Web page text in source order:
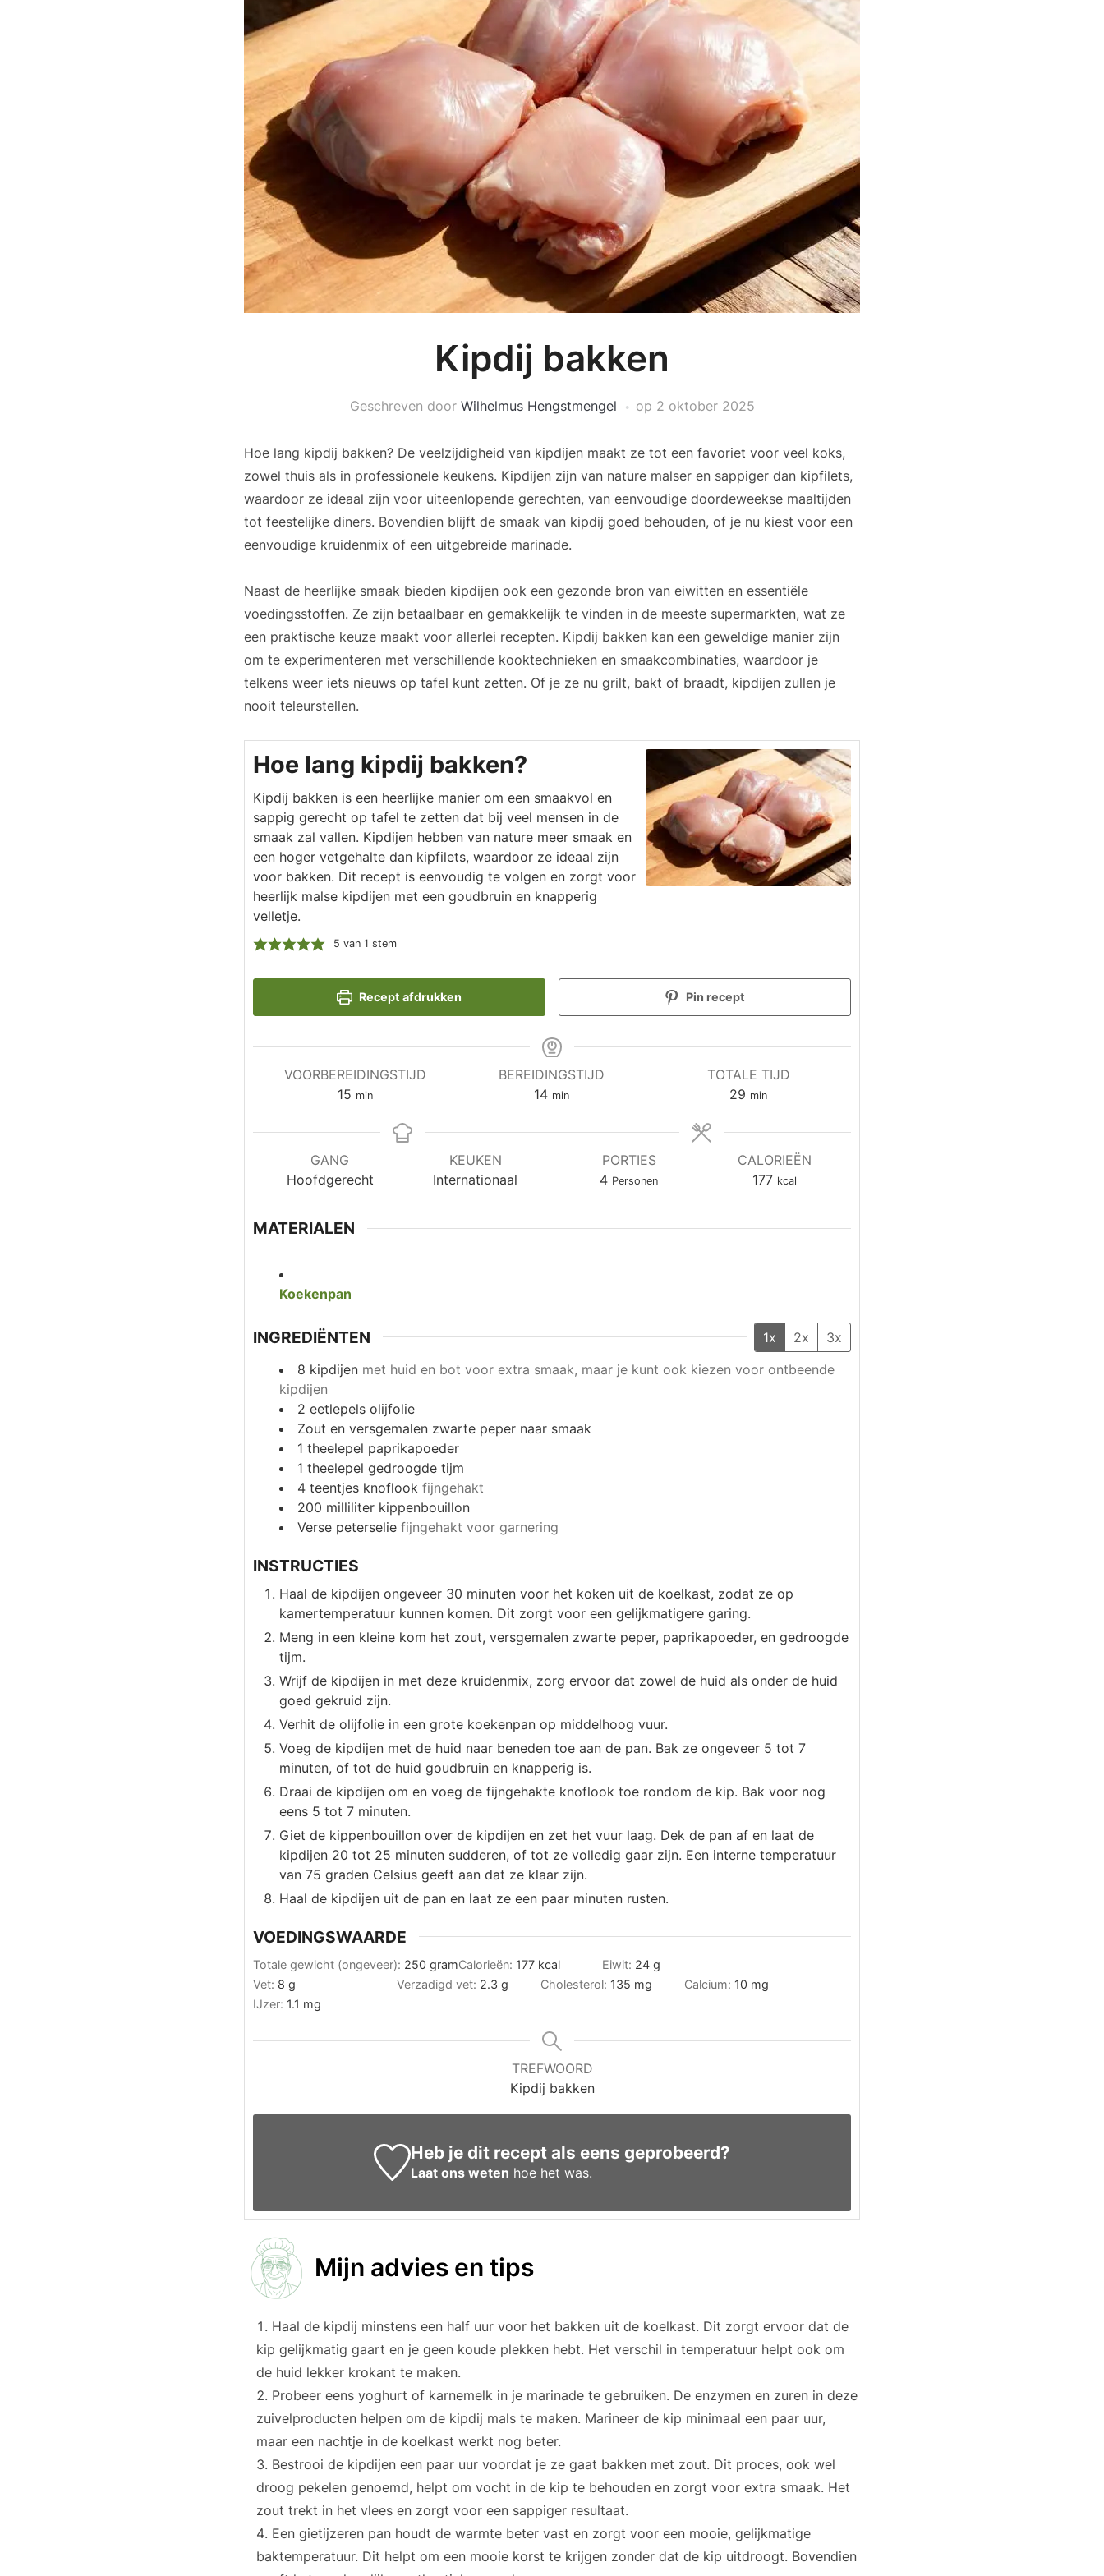
Kipdij bakken
Geschreven door Wilhelmus Hengstmengel op 2 oktober 2025
Hoe lang kipdij bakken? De veelzijdigheid van kipdijen maakt ze tot een favoriet voor veel koks,
zowel thuis als in professionele keukens. Kipdijen zijn van nature malser en sappiger dan kipfilets,
waardoor ze ideaal zijn voor uiteenlopende gerechten, van eenvoudige doordeweekse maaltijden
tot feestelijke diners. Bovendien blijft de smaak van kipdij goed behouden, of je nu kiest voor een
eenvoudige kruidenmix of een uitgebreide marinade.
Naast de heerlijke smaak bieden kipdijen ook een gezonde bron van eiwitten en essentiële
voedingsstoffen. Ze zijn betaalbaar en gemakkelijk te vinden in de meeste supermarkten, wat ze
een praktische keuze maakt voor allerlei recepten. Kipdij bakken kan een geweldige manier zijn
om te experimenteren met verschillende kooktechnieken en smaakcombinaties, waardoor je
telkens weer iets nieuws op tafel kunt zetten. Of je ze nu grilt, bakt of braadt, kipdijen zullen je
nooit teleurstellen.
Hoe lang kipdij bakken?
Kipdij bakken is een heerlijke manier om een smaakvol en
sappig gerecht op tafel te zetten dat bij veel mensen in de
smaak zal vallen. Kipdijen hebben van nature meer smaak en
een hoger vetgehalte dan kipfilets, waardoor ze ideaal zijn
voor bakken. Dit recept is eenvoudig te volgen en zorgt voor
heerlijk malse kipdijen met een goudbruin en knapperig
velletje.
5 van 1 stem
Recept afdrukken Pin recept
VOORBEREIDINGSTIJD
15 minuten
min
BEREIDINGSTIJD
14minuten
min
TOTALE TIJD
29 minuten
min
GANG
Hoofdgerecht
KEUKEN
Internationaal
PORTIES
4 Personen
CALORIEËN
177 kcal
MATERIALEN
Koekenpan
INGREDIËNTEN 1x 2x
3x
8 kipdijen met huid en bot voor extra smaak, maar je kunt ook kiezen voor ontbeende
kipdijen
2 eetlepels olijfolie
Zout en versgemalen zwarte peper naar smaak
1 theelepel paprikapoeder
1 theelepel gedroogde tijm
4 teentjes knoflook fijngehakt
200 milliliter kippenbouillon
Verse peterselie fijngehakt voor garnering
INSTRUCTIES
Haal de kipdijen ongeveer 30 minuten voor het koken uit de koelkast, zodat ze op
kamertemperatuur kunnen komen. Dit zorgt voor een gelijkmatigere garing.
Meng in een kleine kom het zout, versgemalen zwarte peper, paprikapoeder, en gedroogde
tijm.
Wrijf de kipdijen in met deze kruidenmix, zorg ervoor dat zowel de huid als onder de huid
goed gekruid zijn.
Verhit de olijfolie in een grote koekenpan op middelhoog vuur.
Voeg de kipdijen met de huid naar beneden toe aan de pan. Bak ze ongeveer 5 tot 7
minuten, of tot de huid goudbruin en knapperig is.
Draai de kipdijen om en voeg de fijngehakte knoflook toe rondom de kip. Bak voor nog
eens 5 tot 7 minuten.
Giet de kippenbouillon over de kipdijen en zet het vuur laag. Dek de pan af en laat de
kipdijen 20 tot 25 minuten sudderen, of tot ze volledig gaar zijn. Een interne temperatuur
van 75 graden Celsius geeft aan dat ze klaar zijn.
Haal de kipdijen uit de pan en laat ze een paar minuten rusten.
VOEDINGSWAARDE
Totale gewicht (ongeveer): 250 gramCalorieën: 177 kcal Eiwit: 24 g
Vet: 8 g Verzadigd vet: 2.3 g Cholesterol: 135 mg Calcium: 10 mg
IJzer: 1.1 mg
TREFWOORD
Kipdij bakken
Heb je dit recept als eens geprobeerd?
Laat ons weten hoe het was.
Mijn advies en tips
Haal de kipdij minstens een half uur voor het bakken uit de koelkast. Dit zorgt ervoor dat de
kip gelijkmatig gaart en je geen koude plekken hebt. Het verschil in temperatuur helpt ook om
de huid lekker krokant te maken.
Probeer eens yoghurt of karnemelk in je marinade te gebruiken. De enzymen en zuren in deze
zuivelproducten helpen om de kipdij mals te maken. Marineer de kip minimaal een paar uur,
maar een nachtje in de koelkast werkt nog beter.
Bestrooi de kipdijen een paar uur voordat je ze gaat bakken met zout. Dit proces, ook wel
droog pekelen genoemd, helpt om vocht in de kip te behouden en zorgt voor extra smaak. Het
zout trekt in het vlees en zorgt voor een sappiger resultaat.
Een gietijzeren pan houdt de warmte beter vast en zorgt voor een mooie, gelijkmatige
baktemperatuur. Dit helpt om een mooie korst te krijgen zonder dat de kip uitdroogt. Bovendien